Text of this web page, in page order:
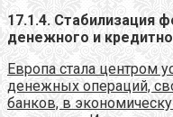
17.1.4. Стабилизация
денежного и
Европа стала центром
денежных операций,
банков, в